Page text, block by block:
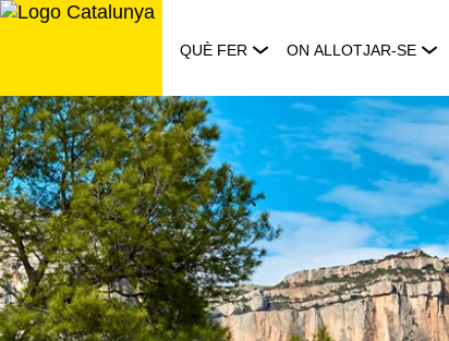
Saltar
QUÈ FER ON ALLOTJAR-SE